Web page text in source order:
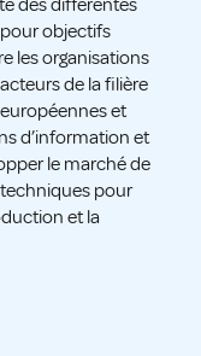
objectifs
les organisations
de la filière
et
d’information et
le marché de
pour
et la